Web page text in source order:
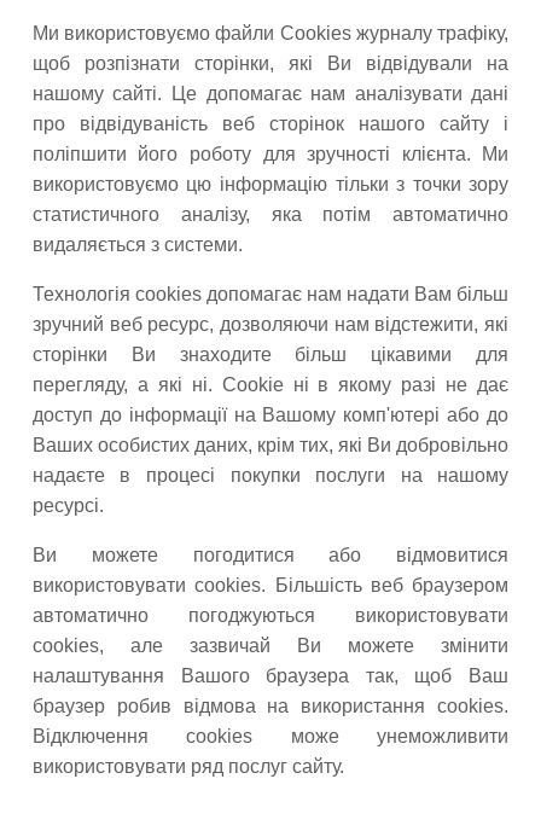
Ми використовуємо файли Cookies журналу трафіку,
щоб розпізнати сторінки, які Ви відвідували на
нашому сайті. Це допомагає нам аналізувати дані
про відвідуваність веб сторінок нашого сайту і
поліпшити його роботу для зручності клієнта. Ми
використовуємо цю інформацію тільки з точки зору
статистичного аналізу, яка потім автоматично
видаляється з системи.
Технологія cookies допомагає нам надати Вам більш
зручний веб ресурс, дозволяючи нам відстежити, які
сторінки Ви знаходите більш цікавими для
перегляду, а які ні. Cookie ні в якому разі не дає
доступ до інформації на Вашому комп'ютері або до
Ваших особистих даних, крім тих, які Ви добровільно
надаєте в процесі покупки послуги на нашому
ресурсі.
Ви можете погодитися або відмовитися
використовувати cookies. Більшість веб браузером
автоматично погоджуються використовувати
cookies, але зазвичай Ви можете змінити
налаштування Вашого браузера так, щоб Ваш
браузер робив відмова на використання cookies.
Відключення cookies може унеможливити
використовувати ряд послуг сайту.